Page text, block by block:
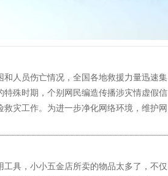
人员伤亡情况，全国各地救援力量迅速集
殊时期，个别网民编造传播涉灾情虚假信
灾工作。为进一步净化网络环境，维护网
具，小小五金店所卖的物品太多了，不仅